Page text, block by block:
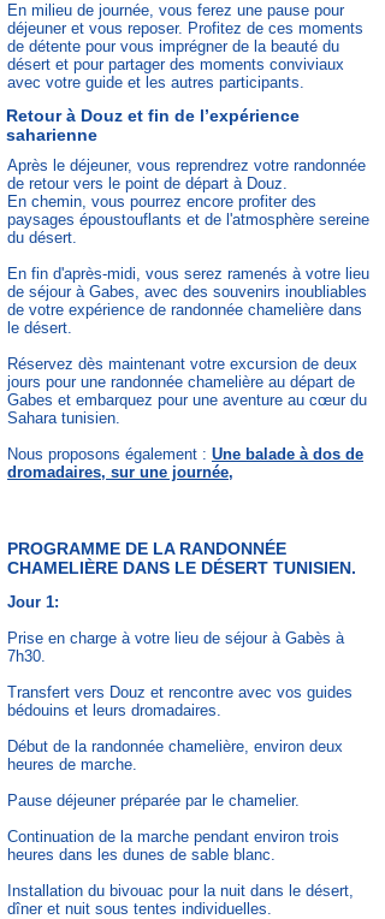
En milieu de journée, vous ferez une pause pour
déjeuner et vous reposer. Profitez de ces moments
de détente pour vous imprégner de la beauté du
désert et pour partager des moments conviviaux
avec votre guide et les autres participants.
Retour à Douz et fin de l’expérience
saharienne
Après le déjeuner, vous reprendrez votre randonnée
de retour vers le point de départ à Douz.
En chemin, vous pourrez encore profiter des
paysages époustouflants et de l'atmosphère sereine
du désert.
En fin d'après-midi, vous serez ramenés à votre lieu
de séjour à Gabes, avec des souvenirs inoubliables
de votre expérience de randonnée chamelière dans
le désert.
Réservez dès maintenant votre excursion de deux
jours pour une randonnée chamelière au départ de
Gabes et embarquez pour une aventure au cœur du
Sahara tunisien.
Nous proposons également : Une balade à dos de
dromadaires, sur une journée,
PROGRAMME DE LA RANDONNÉE
CHAMELIÈRE DANS LE DÉSERT TUNISIEN.
Jour 1:
Prise en charge à votre lieu de séjour à Gabès à
7h30.
Transfert vers Douz et rencontre avec vos guides
bédouins et leurs dromadaires.
Début de la randonnée chamelière, environ deux
heures de marche.
Pause déjeuner préparée par le chamelier.
Continuation de la marche pendant environ trois
heures dans les dunes de sable blanc.
Installation du bivouac pour la nuit dans le désert,
dîner et nuit sous tentes individuelles.